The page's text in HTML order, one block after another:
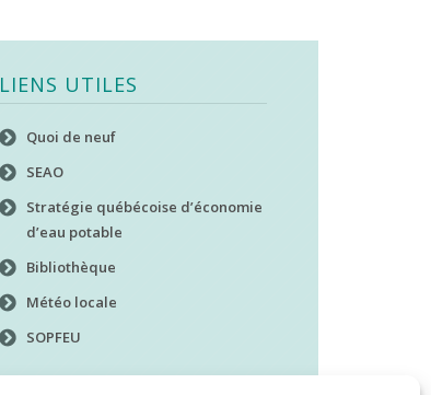
LIENS UTILES
Quoi de neuf
SEAO
Stratégie québécoise d’économie
d’eau potable
Bibliothèque
Météo locale
SOPFEU